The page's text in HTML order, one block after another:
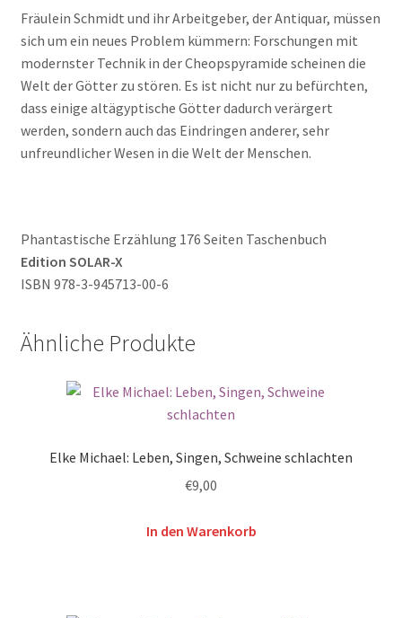
Fräulein Schmidt und ihr Arbeitgeber, der Antiquar, müssen
sich um ein neues Problem kümmern: Forschungen mit
modernster Technik in der Cheopspyramide scheinen die
Welt der Götter zu stören. Es ist nicht nur zu befürchten,
dass einige altägyptische Götter dadurch verärgert
werden, sondern auch das Eindringen anderer, sehr
unfreundlicher Wesen in die Welt der Menschen.
Phantastische Erzählung 176 Seiten Taschenbuch
Edition SOLAR-X
ISBN 978-3-945713-00-6
Ähnliche Produkte
Elke Michael: Leben, Singen, Schweine schlachten
€9,00
In den Warenkorb